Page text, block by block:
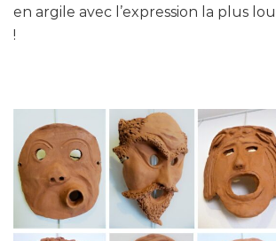
en argile avec l’expression la plus
!